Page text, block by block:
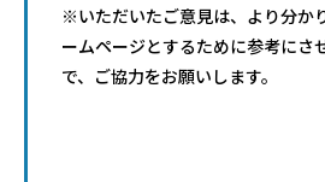
※いただいたご意見は、より分か
ームページとするために参考にさ
で、ご協力をお願いします。